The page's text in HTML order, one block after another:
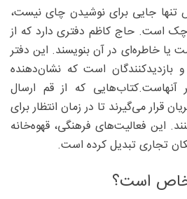
تنها جایی برای نوشیدن چای نیست،
است. حاج کاظم دفتری دارد که از
یا خاطره‌ای در آن بنویسند. این دفتر
بازدیدکنندگان است که نشان‌دهنده
آنهاست.کتاب‌هایی که از قم ارسال
قرار می‌گیرند تا در زمان انتظار برای
این فعالیت‌های فرهنگی، قهوه‌خانه
تجاری تبدیل کرده است.
خاص است؟